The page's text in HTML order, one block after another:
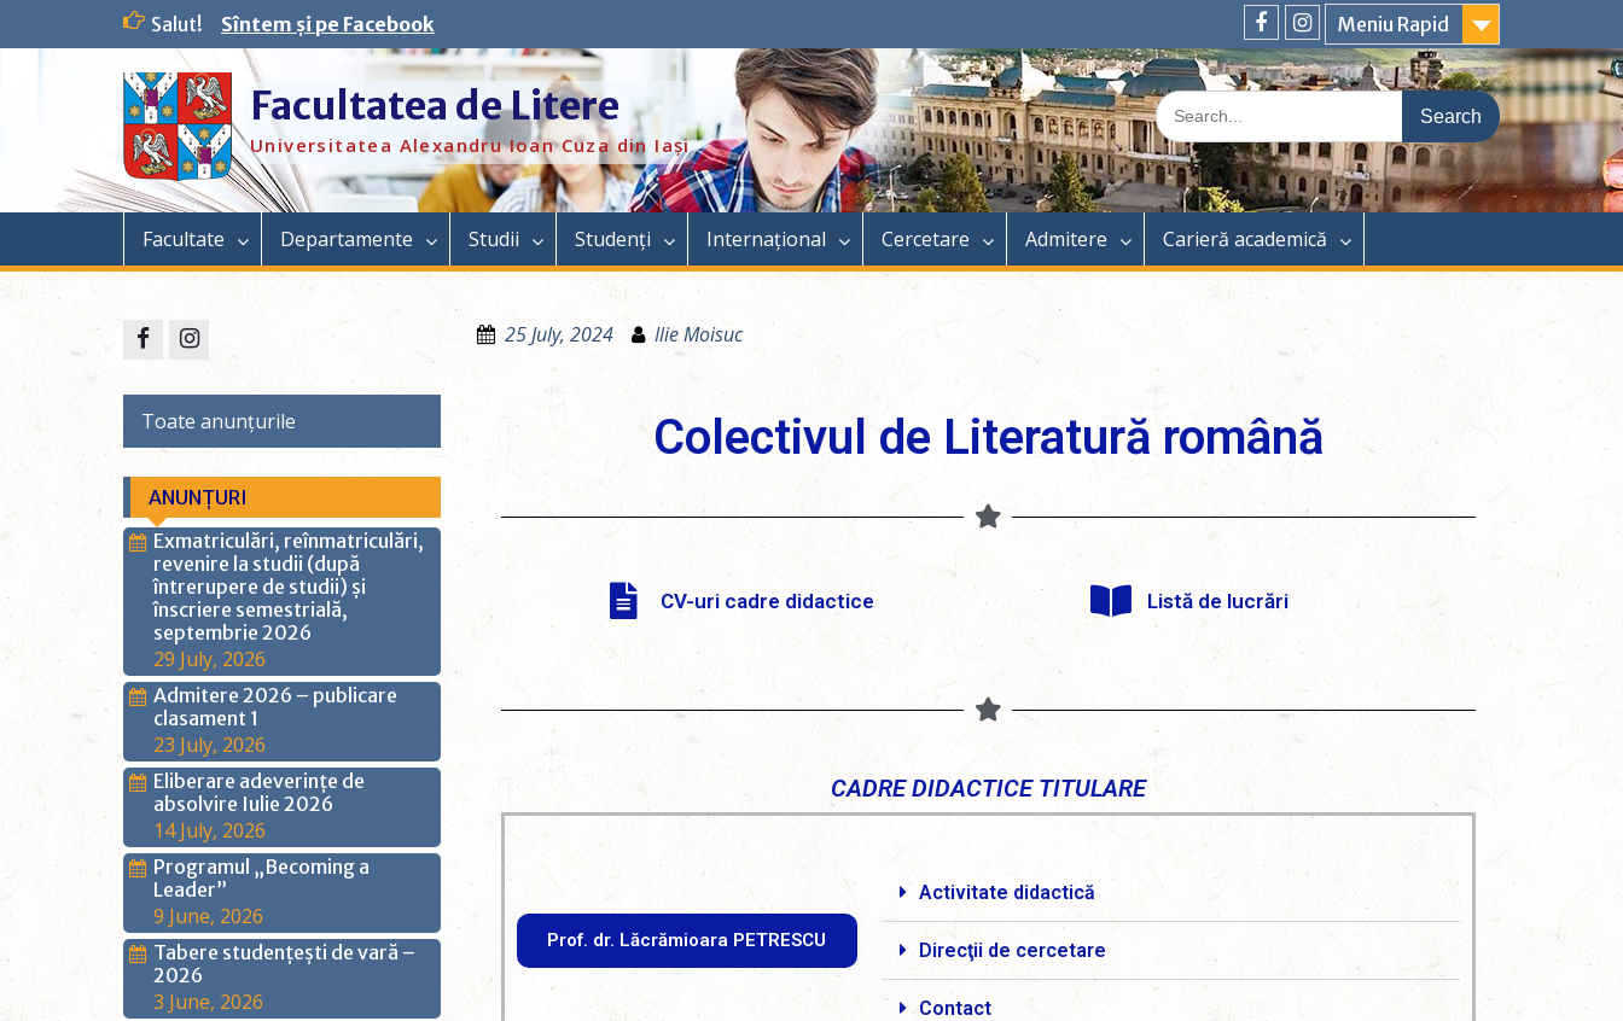
Salut! Sîntem și pe Facebook Meniu Rapid
Facultatea de Litere
Universitatea Alexandru Ioan Cuza din Iași
Facultate Departamente Studii Studenți Internațional Cercetare Admitere Carieră academică
25 July, 2024 Ilie Moisuc
Colectivul de Literatură română
CV-uri cadre didactice Listă de lucrări
CADRE DIDACTICE TITULARE
Prof. dr. Lăcrămioara PETRESCU
Activitate didactică
Direcţii de cercetare
Contact
Toate anunțurile
ANUNȚURI
Exmatriculări, reînmatriculări,
revenire la studii (după
întrerupere de studii) și
înscriere semestrială,
septembrie 2026
29 July, 2026
Admitere 2026 – publicare
clasament 1
23 July, 2026
Eliberare adeverințe de
absolvire Iulie 2026
14 July, 2026
Programul „Becoming a
Leader”
9 June, 2026
Tabere studențești de vară –
2026
3 June, 2026